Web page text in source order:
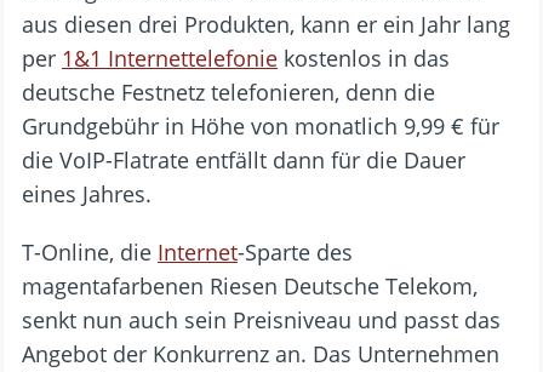
aus diesen drei Produkten, kann er ein Jahr lang
per 1&1 Internettelefonie kostenlos in das
deutsche Festnetz telefonieren, denn die
Grundgebühr in Höhe von monatlich 9,99 € für
die VoIP-Flatrate entfällt dann für die Dauer
eines Jahres.
T-Online, die Internet-Sparte des
magentafarbenen Riesen Deutsche Telekom,
senkt nun auch sein Preisniveau und passt das
Angebot der Konkurrenz an. Das Unternehmen